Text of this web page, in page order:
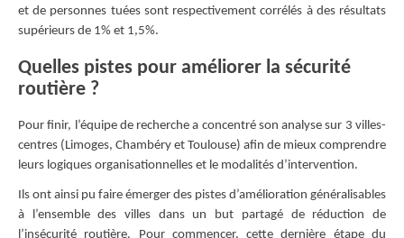
et de personnes tuées sont respectivement corrélés à des résultats
supérieurs de 1% et 1,5%.
Quelles pistes pour améliorer la sécurité
routière ?
Pour finir, l’équipe de recherche a concentré son analyse sur 3 villes-
centres (Limoges, Chambéry et Toulouse) afin de mieux comprendre
leurs logiques organisationnelles et le modalités d’intervention.
Ils ont ainsi pu faire émerger des pistes d’amélioration généralisables
à l’ensemble des villes dans un but partagé de réduction de
l’insécurité routière. Pour commencer, cette dernière étape du